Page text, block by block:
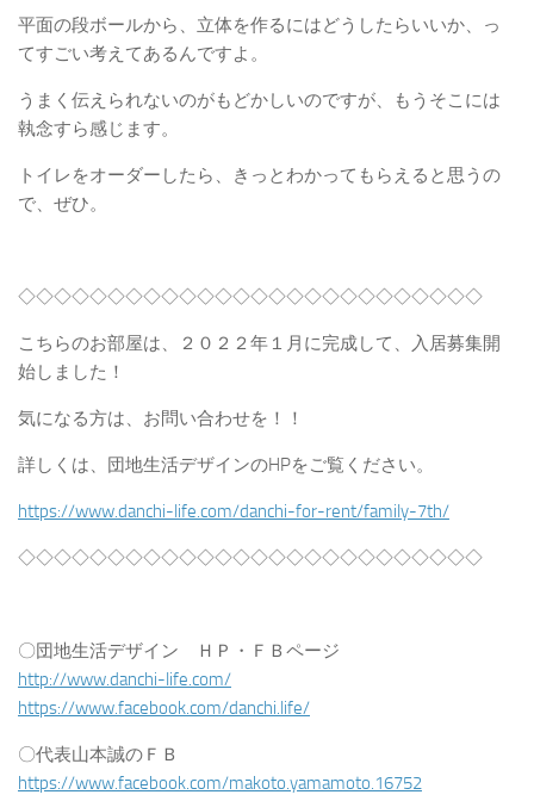
平面の段ボールから、立体を作るにはどうしたらいいか、っ
てすごい考えてあるんですよ。
うまく伝えられないのがもどかしいのですが、もうそこには
執念すら感じます。
トイレをオーダーしたら、きっとわかってもらえると思うの
で、ぜひ。
◇◇◇◇◇◇◇◇◇◇◇◇◇◇◇◇◇◇◇◇◇◇◇◇◇◇
こちらのお部屋は、２０２２年１月に完成して、入居募集開
始しました！
気になる方は、お問い合わせを！！
詳しくは、団地生活デザインのHPをご覧ください。
https://www.danchi-life.com/danchi-for-rent/family-7th/
◇◇◇◇◇◇◇◇◇◇◇◇◇◇◇◇◇◇◇◇◇◇◇◇◇◇
〇団地生活デザイン ＨＰ・ＦＢページ
http://www.danchi-life.com/
https://www.facebook.com/danchi.life/
〇代表山本誠のＦＢ
https://www.facebook.com/makoto.yamamoto.16752